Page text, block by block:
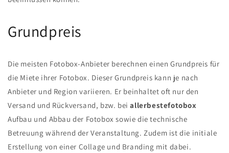
Grundpreis
Die meisten Fotobox-Anbieter berechnen einen Grundpreis für
die Miete ihrer Fotobox. Dieser Grundpreis kann je nach
Anbieter und Region variieren. Er beinhaltet oft nur den
Versand und Rückversand, bzw. beiallerbestefotobox
Aufbau und Abbau der Fotobox sowie die technische
Betreuung während der Veranstaltung. Zudem ist die initiale
Erstellung von einer Collage und Branding mit dabei.